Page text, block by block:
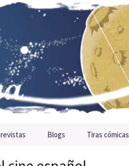
Blogs Tiras cómicas